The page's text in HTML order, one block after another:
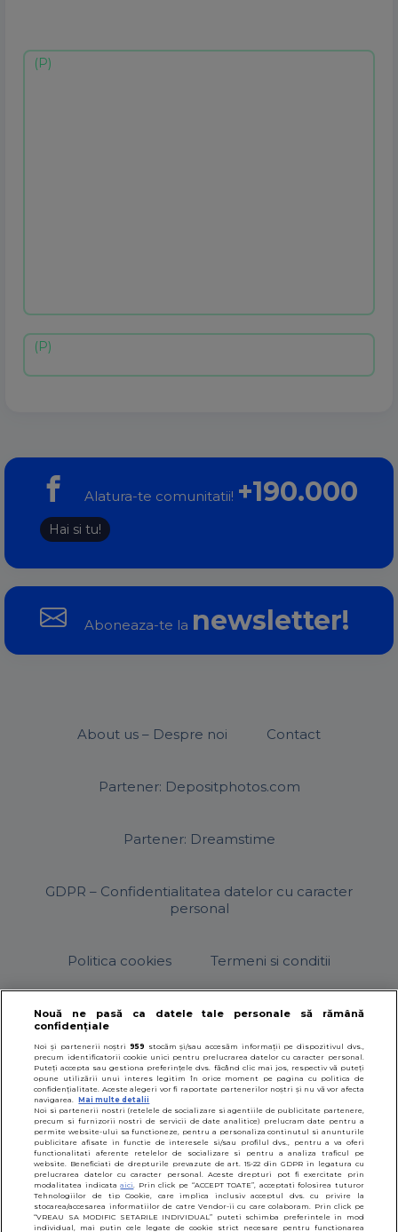
Alatura-te comunitatii! +190.000
Hai si tu!
Aboneaza-te la newsletter!
About us – Despre noi Contact
Partener: Depositphotos.com
Partener: Dreamstime
GDPR – Confidentialitatea datelor cu caracter
personal
Politica cookies Termeni si conditii
© 2026SfatulParintilor.ro
Nouă ne pasă ca datele tale personale să rămână
confidențiale
Noi și partenerii noștri959 stocăm și/sau accesăm informații pe dispozitivul dvs.,
precum identificatorii cookie unici pentru prelucrarea datelor cu caracter personal.
Puteți accepta sau gestiona preferințele dvs. făcând clic mai jos, respectiv vă puteți
opune utilizării unui interes legitim în orice moment pe pagina cu politica de
confidențialitate. Aceste alegeri vor fi raportate partenerilor noștri și nu vă vor afecta
navigarea. Mai multe detalii
Noi si partenerii nostri (retelele de socializare si agentiile de publicitate partenere,
precum si furnizorii nostri de servicii de date analitice) prelucram date pentru a
permite website-ului sa functioneze, pentru a personaliza continutul si anunturile
publicitare afisate in functie de interesele si/sau profilul dvs., pentru a va oferi
functionalitati aferente retelelor de socializare si pentru a analiza traficul pe
website. Beneficiati de drepturile prevazute de art. 15-22 din GDPR in legatura cu
prelucrarea datelor cu caracter personal. Aceste drepturi pot fi exercitate prin
modalitatea indicataaici. Prin click pe “ACCEPT TOATE”, acceptati folosirea tuturor
Tehnologiilor de tip Cookie, care implica inclusiv acceptul dvs. cu privire la
stocarea/accesarea informatiilor de catre Vendor-ii cu care colaboram. Prin click pe
“VREAU SA MODIFIC SETARILE INDIVIDUAL” puteti schimba preferintele in mod
individual, mai putin cele legate de cookie strict necesare pentru functionarea